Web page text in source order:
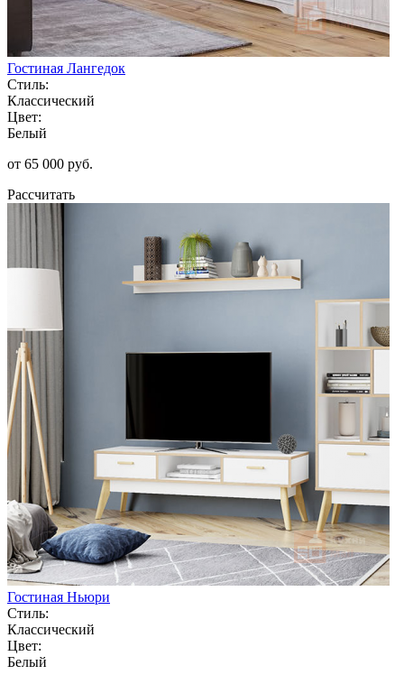
Гостиная Лангедок
Стиль:
Классический
Цвет:
Белый
от 65 000 руб.
Рассчитать
Гостиная Ньюри
Стиль:
Классический
Цвет:
Белый